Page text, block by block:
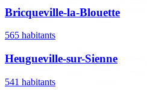
Bricqueville-la-Blouette
565 habitants
Heugueville-sur-Sienne
541 habitants